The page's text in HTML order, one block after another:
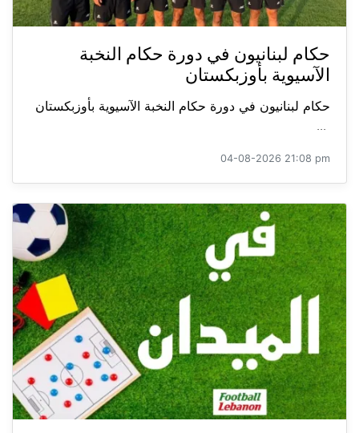
حكام لبنانيون في دورة حكام النخبة
الآسيوية بأوزبكستان
حكام لبنانيون في دورة حكام النخبة الآسيوية بأوزبكستان
...
04-08-2026 21:08 pm